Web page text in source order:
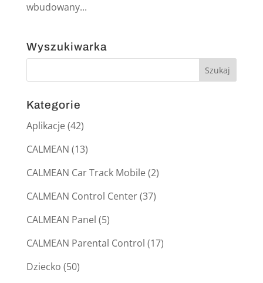
wbudowany...
Wyszukiwarka
Kategorie
Aplikacje(42)
CALMEAN (13)
CALMEAN Car Track Mobile(2)
CALMEAN Control Center(37)
CALMEAN Panel (5)
CALMEAN Parental Control (17)
Dziecko (50)